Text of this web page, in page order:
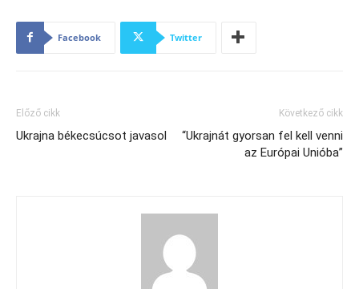
Facebook Twitter
Előző cikk
Ukrajna békecsúcsot javasol
Következő cikk
“Ukrajnát gyorsan fel kell venni
az Európai Unióba”